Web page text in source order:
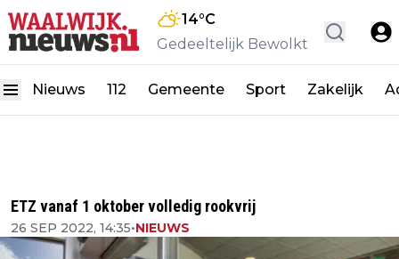
14°C
Gedeeltelijk Bewolkt
Nieuws 112 Gemeente Sport Zakelijk
ETZ vanaf 1 oktober volledig rookvrij
26 SEP 2022, 14:35•NIEUWS